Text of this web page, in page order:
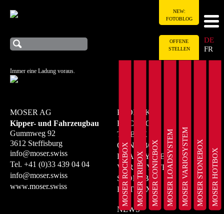
Immer eine Ladung voraus.
DE
FR
NEW:
FOTOBLOG
OFFENE
STELLEN
MOSER ROCKBOXMOSER TRIBOXMOSER CONICBOXMOSER LOADSYSTEMMOSER VARIOSYSTEMMOSER STONEBOXMOSER HOTBOX
MOSER AG
Kipper- und Fahrzeugbau
Gummweg 92
3612 Steffisburg
info@moser.swiss
Tel. +41 (0)33 439 04 04
info@moser.swiss
www.moser.swiss
PRODUKTE
ROCKBOX
TRIBOX
CONICBOX
LOADSYSTEM
VARIOSYSTEM
STONEBOX
HOTBOX
NEWS